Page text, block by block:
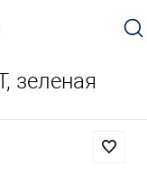
зеленая